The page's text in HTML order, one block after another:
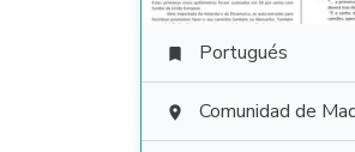
 Portugués
 Comunidad de